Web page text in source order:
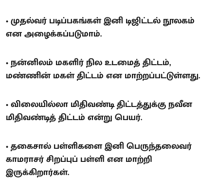
• முதல்வர் படிப்பகங்கள் இனி டிஜிட்டல் நூலகம்
என அழைக்கப்படுமாம்.
• நன்னிலம் மகளிர் நில உடமைத் திட்டம்,
மண்ணின் மகள் திட்டம் என மாற்றப்பட்டுள்ளது.
• விலையில்லா மிதிவண்டி திட்டத்துக்கு நவீன
மிதிவண்டித் திட்டம் என்று பெயர்.
• தகைசால் பள்ளிகளை இனி பெருந்தலைவர்
காமராசர் சிறப்புப் பள்ளி என மாற்றி
இருக்கிறார்கள்.